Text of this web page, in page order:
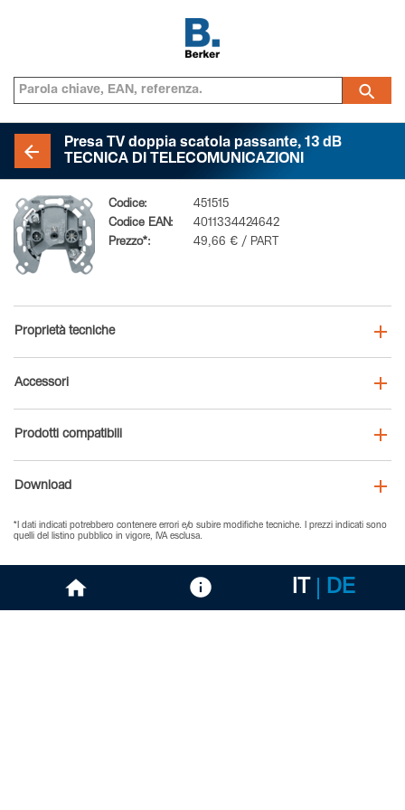
Presa TV doppia scatola passante, 13 dB
TECNICA DI TELECOMUNICAZIONI
Codice:
451515
Codice EAN:
4011334424642
Prezzo*:
49,66 € / PART
Proprietà tecniche
Accessori
Prodotti compatibili
Download
*I dati indicati potrebbero contenere errori e/o subire modifiche tecniche. I prezzi indicati sono
quelli del listino pubblico in vigore, IVA esclusa.
IT DE